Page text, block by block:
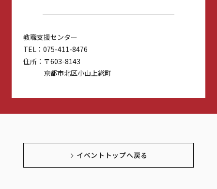
教職支援センター
TEL
075-411-8476
住所
〒603-8143
京都市北区小山上総町
イベントトップへ戻る